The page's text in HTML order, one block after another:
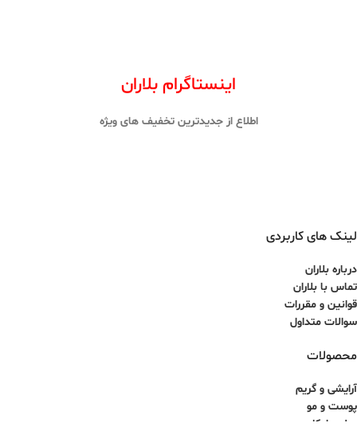
اینستاگرام بلاران
اطلاع از جدیدترین تخفیف های ویژه
لینک های کاربردی
درباره بلاران
تماس با بلاران
قوانین و مقررات
سوالات متداول
محصولات
آرایشی و گریم
پوست و مو
عطر و ادکلن